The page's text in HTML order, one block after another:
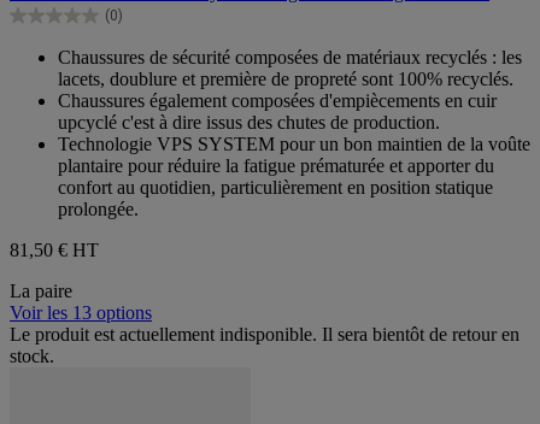
étoiles.
(0)
0.0
étoiles.
Chaussures de sécurité composées de matériaux recyclés : les
lacets, doublure et première de propreté sont 100% recyclés.
Chaussures également composées d'empiècements en cuir
upcyclé c'est à dire issus des chutes de production.
Technologie VPS SYSTEM pour un bon maintien de la voûte
plantaire pour réduire la fatigue prématurée et apporter du
confort au quotidien, particulièrement en position statique
prolongée.
81,50 € HT
La paire
Voir les 13 options
Le produit est actuellement indisponible. Il sera bientôt de retour en
stock.